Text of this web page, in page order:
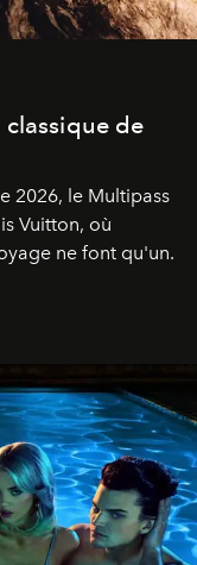
classique de
2026, le Multipass
Vuitton, où
ne font qu'un.